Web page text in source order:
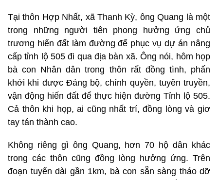
Tại thôn Hợp Nhất, xã Thanh Kỳ, ông Quang là một
trong những người tiên phong hưởng ứng chủ
trương hiến đất làm đường để phục vụ dự án nâng
cấp tỉnh lộ 505 đi qua địa bàn xã. Ông nói, hôm họp
bà con Nhân dân trong thôn rất đồng tình, phấn
khởi khi được Đảng bộ, chính quyền, tuyên truyền,
vận động hiến đất để thực hiện đường Tỉnh lộ 505.
Cả thôn khi họp, ai cũng nhất trí, đồng lòng và giơ
tay tán thành cao.
Không riêng gì ông Quang, hơn 70 hộ dân khác
trong các thôn cũng đồng lòng hưởng ứng. Trên
đoạn tuyến dài gần 1km, bà con sẵn sàng tháo dỡ